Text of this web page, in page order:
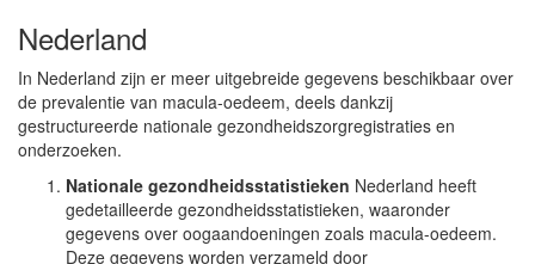
Nederland
In Nederland zijn er meer uitgebreide gegevens beschikbaar over
de prevalentie van macula-oedeem, deels dankzij
gestructureerde nationale gezondheidszorgregistraties en
onderzoeken.
Nationale gezondheidsstatistieken Nederland heeft
gedetailleerde gezondheidsstatistieken, waaronder
gegevens over oogaandoeningen zoals macula-oedeem.
Deze gegevens worden verzameld door